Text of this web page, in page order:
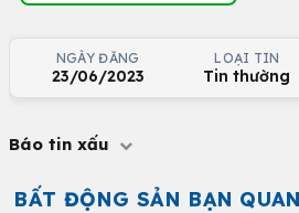
NGÀY ĐĂNG
23/06/2023
LOẠI TIN
Tin thường
Báo tin xấu
BẤT ĐỘNG SẢN BẠN